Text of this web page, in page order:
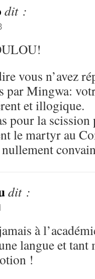
dit :
vous n’avez
par Mingwa:
et illogique.
pour la
le martyr au
nullement
dit :
à
langue et
!